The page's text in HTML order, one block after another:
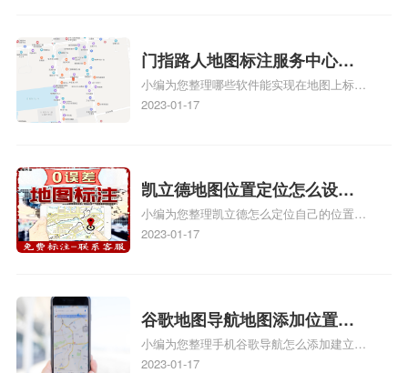
关地图标注知识，详情可查看下方正文！
门指路人地图标注服务中心地
图位置地址标记？门指路人地
图标注服务中心苹果地图位置
小编为您整理哪些软件能实现在地图上标记
门指路人地图标注服务中心位置、门指路人
门指路人地图标注服务中心地址标注上地图
怎么弄相关地图标注知识，详情可查看下方
正文！
2023-01-17
凯立德地图位置定位怎么设置
自己的指路人地图标注服务中
心名？凯立德地图位置定位怎
小编为您整理凯立德怎么定位自己的位置
啊、手机凯立德地图定位怎么设置往上走、
地图标注服务中心铺招牌相关地图标注知
识，详情可查看下方正文！
2023-01-17
谷歌地图导航地图添加位置？
添加谷歌地图导航位置？
小编为您整理手机谷歌导航怎么添加建立多
人位置、如何在地图，谷歌地图添加公司位
2023-01-17